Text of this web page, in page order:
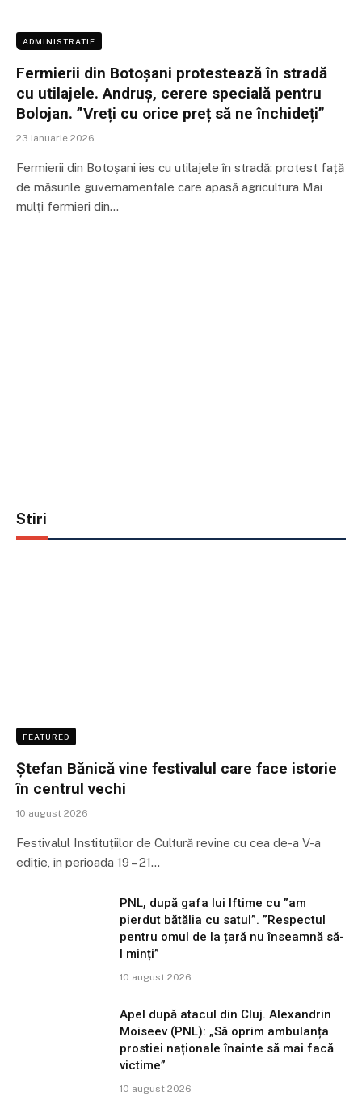
ADMINISTRATIE
Fermierii din Botoșani protestează în stradă
cu utilajele. Andruș, cerere specială pentru
Bolojan. ”Vreți cu orice preț să ne închideți”
23 ianuarie 2026
Fermierii din Botoșani ies cu utilajele în stradă: protest față
de măsurile guvernamentale care apasă agricultura Mai
mulți fermieri din…
Stiri
FEATURED
Ștefan Bănică vine festivalul care face istorie
în centrul vechi
10 august 2026
Festivalul Instituțiilor de Cultură revine cu cea de-a V-a
ediție, în perioada 19 – 21…
PNL, după gafa lui Iftime cu ”am
pierdut bătălia cu satul”. ”Respectul
pentru omul de la țară nu înseamnă să-
l minți”
10 august 2026
Apel după atacul din Cluj. Alexandrin
Moiseev (PNL): „Să oprim ambulanța
prostiei naționale înainte să mai facă
victime”
10 august 2026